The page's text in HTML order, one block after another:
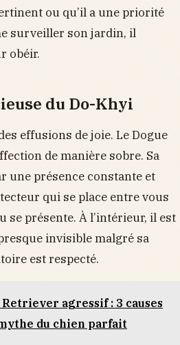
ou qu’il a une priorité
surveiller son jardin, il
obéir.
du Do-Khyi
effusions de joie. Le Dogue
de manière sobre. Sa
une présence constante et
qui se place entre vous
se présente. À l’intérieur, il est
invisible malgré sa
est respecté.
agressif : 3 causes
du chien parfait